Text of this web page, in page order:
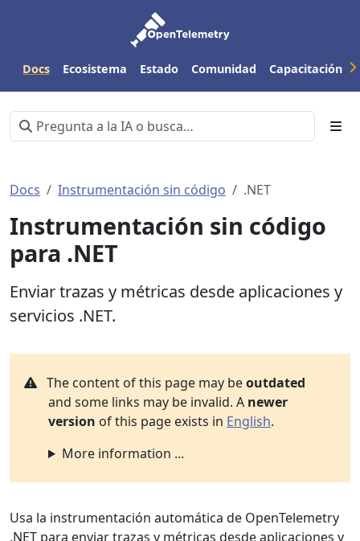
Docs Ecosistema Estado Comunidad Capacitación
Docs Instrumentación sin código .NET
Instrumentación sin código
para .NET
Enviar trazas y métricas desde aplicaciones y
servicios .NET.
The content of this page may beoutdated
and some links may be invalid. A newer
version of this page exists in English.
More information ...
Usa la instrumentación automática de OpenTelemetry
.NET para enviar trazas y métricas desde aplicaciones y